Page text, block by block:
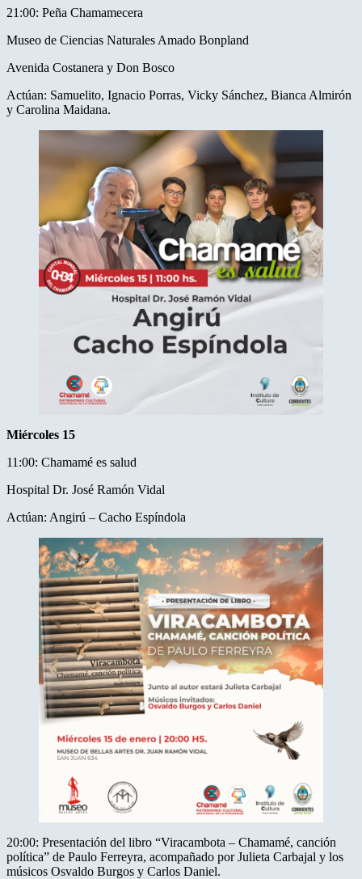
21:00: Peña Chamamecera
Museo de Ciencias Naturales Amado Bonpland
Avenida Costanera y Don Bosco
Actúan: Samuelito, Ignacio Porras, Vicky Sánchez, Bianca Almirón
y Carolina Maidana.
Miércoles 15
11:00: Chamamé es salud
Hospital Dr. José Ramón Vidal
Actúan: Angirú – Cacho Espíndola
20:00: Presentación del libro “Viracambota – Chamamé, canción
política” de Paulo Ferreyra, acompañado por Julieta Carbajal y los
músicos Osvaldo Burgos y Carlos Daniel.